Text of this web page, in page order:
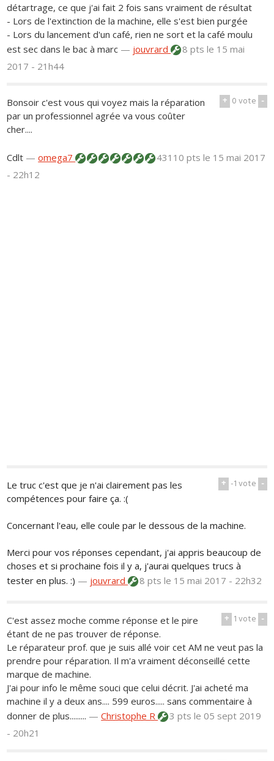
détartrage, ce que j'ai fait 2 fois sans vraiment de résultat
- Lors de l'extinction de la machine, elle s'est bien purgée
- Lors du lancement d'un café, rien ne sort et la café moulu
est sec dans le bac à marc — jouvrard 8 ptsle 15 mai
2017 - 21h44
+ 0vote -
Bonsoir c'est vous qui voyez mais la réparation
par un professionnel agrée va vous coûter
cher....
Cdlt —omega7 43110 ptsle 15 mai 2017
- 22h12
+ -1vote -
Le truc c'est que je n'ai clairement pas les
compétences pour faire ça. :(
Concernant l'eau, elle coule par le dessous de la machine.
Merci pour vos réponses cependant, j'ai appris beaucoup de
choses et si prochaine fois il y a, j'aurai quelques trucs à
tester en plus. :) — jouvrard 8 ptsle 15 mai 2017 - 22h32
+ 1vote -
C'est assez moche comme réponse et le pire
étant de ne pas trouver de réponse.
Le réparateur prof. que je suis allé voir cet AM ne veut pas la
prendre pour réparation. Il m'a vraiment déconseillé cette
marque de machine.
J'ai pour info le même souci que celui décrit. J'ai acheté ma
machine il y a deux ans.... 599 euros..... sans commentaire à
donner de plus......... —Christophe R 3 ptsle 05 sept 2019
- 20h21